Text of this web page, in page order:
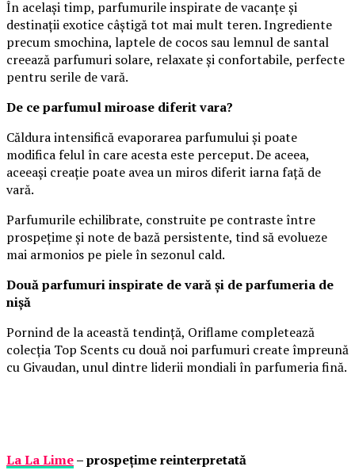
În același timp, parfumurile inspirate de vacanțe și
destinații exotice câștigă tot mai mult teren. Ingrediente
precum smochina, laptele de cocos sau lemnul de santal
creează parfumuri solare, relaxate și confortabile, perfecte
pentru serile de vară.
De ce parfumul miroase diferit vara?
Căldura intensifică evaporarea parfumului și poate
modifica felul în care acesta este perceput. De aceea,
aceeași creație poate avea un miros diferit iarna față de
vară.
Parfumurile echilibrate, construite pe contraste între
prospețime și note de bază persistente, tind să evolueze
mai armonios pe piele în sezonul cald.
Două parfumuri inspirate de vară și de parfumeria de
nișă
Pornind de la această tendință, Oriflame completează
colecția Top Scents cu două noi parfumuri create împreună
cu Givaudan, unul dintre liderii mondiali în parfumeria fină.
La La Lime– prospețime reinterpretată